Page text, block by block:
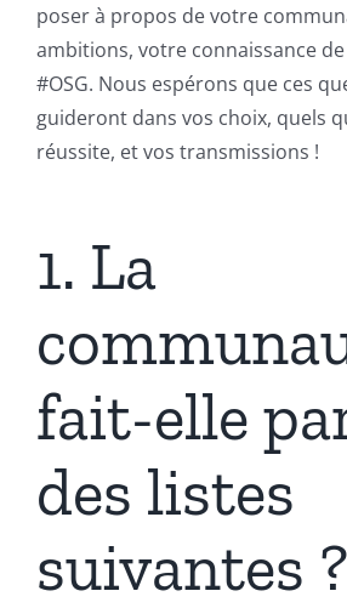
poser à propos de votre
ambitions, votre connaissance
#OSG. Nous espérons que ces
guideront dans vos choix, quels
réussite, et vos transmissions !
1. La
fait-elle
des listes
suivantes ?